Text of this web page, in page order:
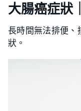
大腸癌症狀
長時間無法排便、
狀。